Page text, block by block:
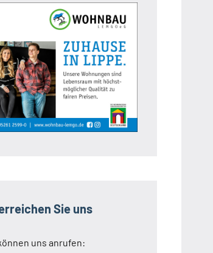
Sie uns
uns anrufen: